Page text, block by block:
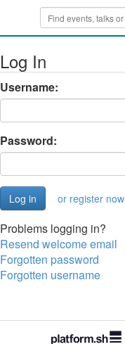
Log In
Username:
Password:
or register now
Problems logging in?
Resend welcome email
Forgotten password
Forgotten username